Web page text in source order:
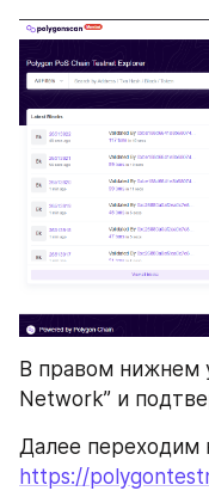
В правом нижнем
Network” и
https://